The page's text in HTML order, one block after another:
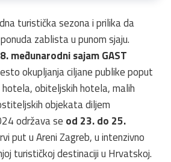
turistička sezona i prilika da
zablista u punom sjaju.
međunarodni sajam GAST
okupljanja ciljane publike poput
obiteljskih hotela, malih
objekata diljem
održava se od 23. do 25.
put u Areni Zagreb, u intenzivno
turističkoj destinaciji u Hrvatskoj.